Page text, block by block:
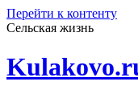
Перейти к контенту
Сельская жизнь